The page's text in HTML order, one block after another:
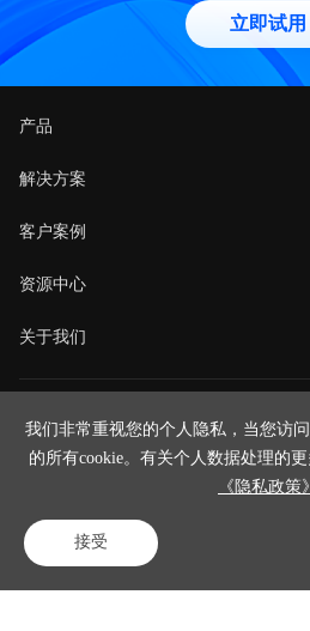
立即试用
产品
解决方案
客户案例
资源中心
关于我们
咨询电话
400-023-8882
专家热线
15701358274
商务合作
shuai.ren01@zkj.com
简历投递
xuenan.su@zkj.com
我们非常重视您的个人隐私，当您访
的所有cookie。有关个人数据处理的
《隐私政策》
接受
电话咨询